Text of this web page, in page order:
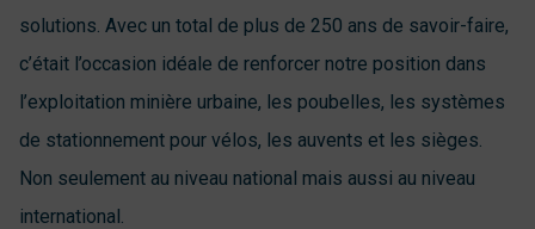
solutions. Avec un total de plus de 250 ans de savoir-faire,
c’était l’occasion idéale de renforcer notre position dans
l’exploitation minière urbaine, les poubelles, les systèmes
de stationnement pour vélos, les auvents et les sièges.
Non seulement au niveau national mais aussi au niveau
international.